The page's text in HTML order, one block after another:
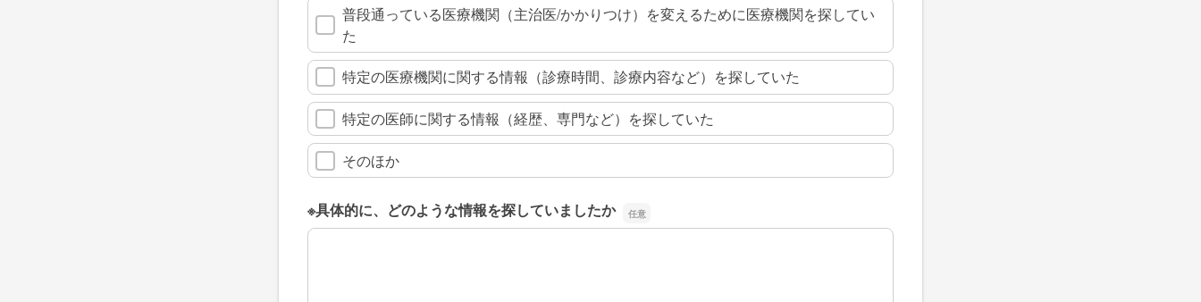
普段通っている医療機関（主治医/かかりつけ）を変えるために医療機関を探してい
た
特定の医療機関に関する情報（診療時間、診療内容など）を探していた
特定の医師に関する情報（経歴、専門など）を探していた
そのほか
※具体的に、どのような情報を探していましたか
※具体的に、どのような情報を探していましたか